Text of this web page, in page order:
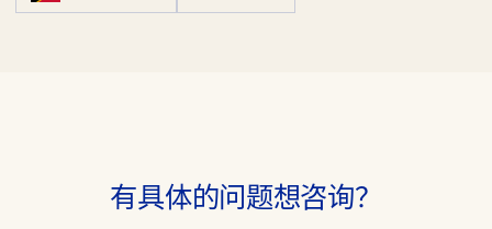
有具体的问题想咨询？